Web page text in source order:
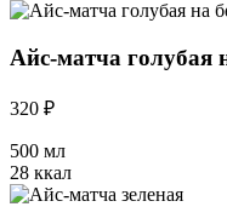
Айс-матча голубая
320 ₽
500 мл
28 ккал